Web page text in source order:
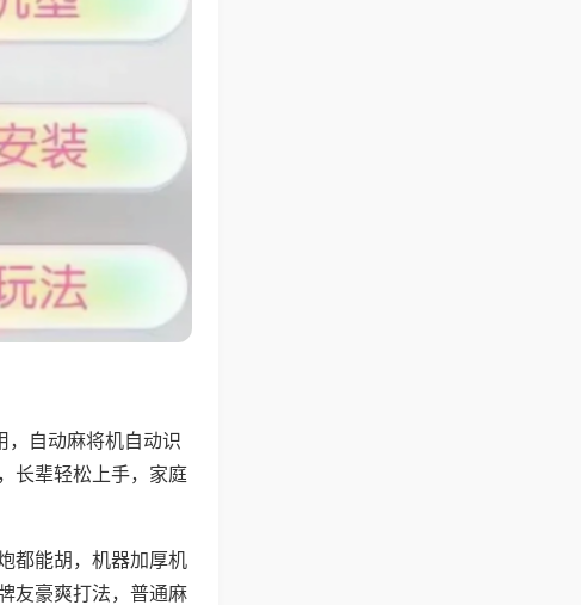
，自动麻将机自动识
长辈轻松上手，家庭
都能胡，机器加厚机
友豪爽打法，普通麻